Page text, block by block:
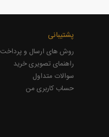
پشتیبانی
روش های ارسال و پرداخت
راهنمای تصویری خرید
سوالات متداول
حساب کاربری من